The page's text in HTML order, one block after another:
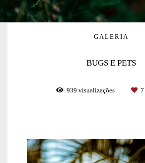
GALERIA
BUGS E PETS
939 visualizações 7